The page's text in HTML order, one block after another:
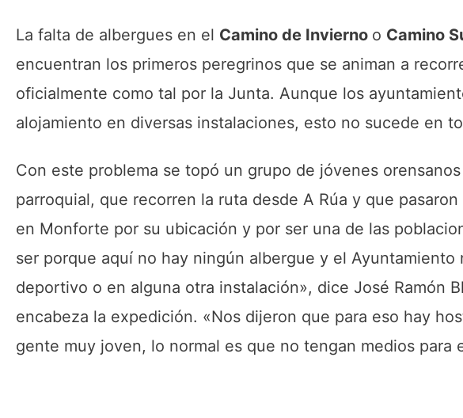
La falta de albergues en el Camino de Invierno o Camino
encuentran los primeros peregrinos que se animan a
oficialmente como tal por la Junta. Aunque los
alojamiento en diversas instalaciones, esto no sucede en
Con este problema se topó un grupo de jóvenes
parroquial, que recorren la ruta desde A Rúa y que
en Monforte por su ubicación y por ser una de las
ser porque aquí no hay ningún albergue y el
deportivo o en alguna otra instalación», dice José Ramón
encabeza la expedición. «Nos dijeron que para eso hay
gente muy joven, lo normal es que no tengan medios para